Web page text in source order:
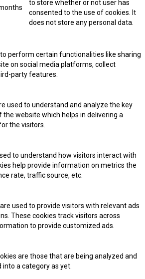
to store whether or not user has
consented to the use of cookies. It
does not store any personal data.
perform certain functionalities like sharing
on social media platforms, collect
party features.
used to understand and analyze the key
website which helps in delivering a
the visitors.
to understand how visitors interact with
help provide information on metrics the
rate, traffic source, etc.
used to provide visitors with relevant ads
These cookies track visitors across
to provide customized ads.
are those that are being analyzed and
into a category as yet.